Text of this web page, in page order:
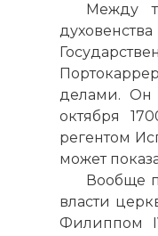
Между
делами. Он
октября
регентом
может
Вообще
власти
Филиппом